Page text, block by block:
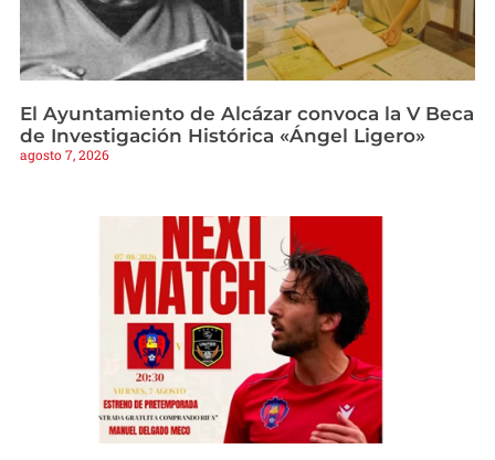
El Ayuntamiento de Alcázar convoca la V Beca
de Investigación Histórica «Ángel Ligero»
agosto 7, 2026